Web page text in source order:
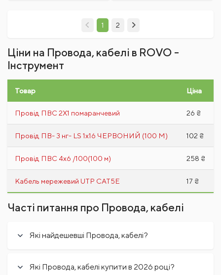
1 2
Ціни на Провода, кабелі в ROVO -
Інструмент
Товар Ціна
Провід ПВС 2Х1 помаранчевий 26 ₴
Провід ПВ- 3 нг- LS 1x16 ЧЕРВОНИЙ (100 М) 102 ₴
Провід ПВС 4х6 /100(100 м) 258 ₴
Кабель мережевий UTP CAT5E 17 ₴
Часті питання про Провода, кабелі
Які найдешевші Провода, кабелі?
Які Провода, кабелі купити в 2026 році?